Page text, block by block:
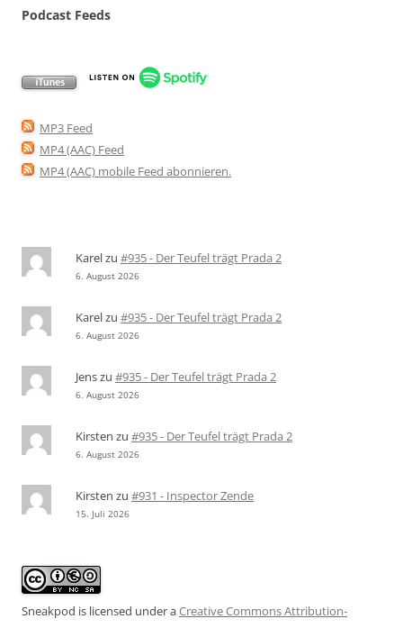
Podcast Feeds
MP3 Feed
MP4 (AAC) Feed
MP4 (AAC) mobile Feed abonnieren.
Karelzu #935 - Der Teufel trägt Prada 2
6. August 2026
Karelzu #935 - Der Teufel trägt Prada 2
6. August 2026
Jenszu #935 - Der Teufel trägt Prada 2
6. August 2026
Kirsten zu #935 - Der Teufel trägt Prada 2
6. August 2026
Kirsten zu #931 - Inspector Zende
15. Juli 2026
Sneakpod is licensed under aCreative Commons Attribution-